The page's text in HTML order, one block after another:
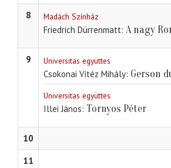
8
Madách Színház
Friedrich Dürrenmatt A nagy
9 Universitas együttes
Csokonai Vitéz Mihály Gerson
Universitas együttes
Illei János Tornyos Péter
10
11